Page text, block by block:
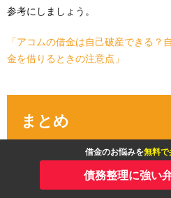
借金のお悩みを無料で
債務整理に強い
参考にしましょう。
「アコムの借金は自己破産できる？
金を借りるときの注意点」
まとめ
アムウェイはMLMの大手で、ねずみ
いるビジネスです。公式にはノルマ